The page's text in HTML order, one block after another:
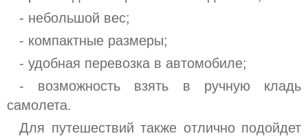
- небольшой вес;
- компактные размеры;
- удобная перевозка в автомобиле;
- возможность взять в ручную кладь
самолета.
Для путешествий также отлично подойдет